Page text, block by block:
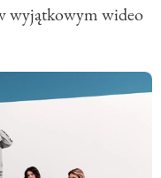
wyjątkowym wideo